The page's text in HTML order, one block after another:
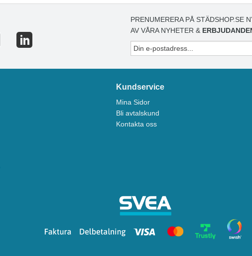
PRENUMERERA PÅ STÄDSHOP.SE
AV VÅRA NYHETER &
Kundservice
Mina Sidor
Bli avtalskund
Kontakta oss